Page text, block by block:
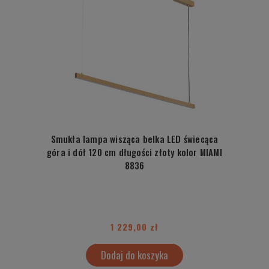
Smukła lampa wisząca belka LED świecąca
góra i dół 120 cm długości złoty kolor MIAMI
8836
1 229,00 zł
Dodaj do koszyka